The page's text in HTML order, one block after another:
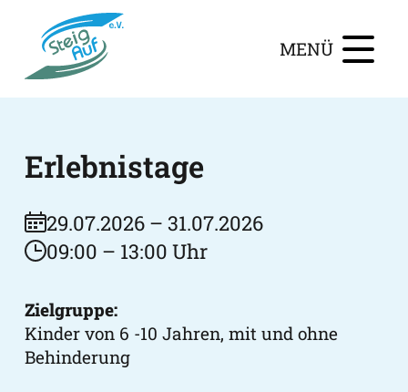
MENÜ
Erlebnistage
29.07.2026 – 31.07.2026
09:00 – 13:00 Uhr
Zielgruppe:
Kinder von 6 -10 Jahren, mit und ohne
Behinderung